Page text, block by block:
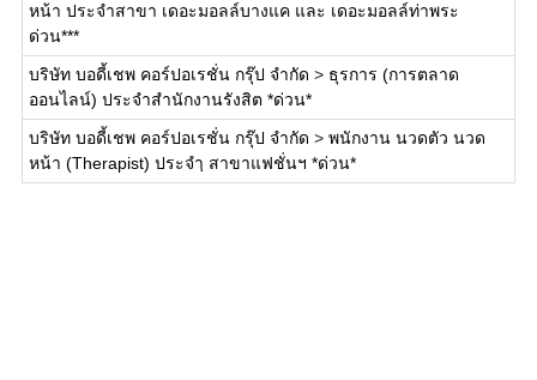
หน้า ประจำสาขา เดอะมอลล์บางแค และ เดอะมอลล์ท่าพระ
ด่วน***
บริษัท บอดี้เชพ คอร์ปอเรชั่น กรุ๊ป จำกัด > ธุรการ (การตลาด
ออนไลน์) ประจำสำนักงานรังสิต *ด่วน*
บริษัท บอดี้เชพ คอร์ปอเรชั่น กรุ๊ป จำกัด > พนักงาน นวดตัว นวด
หน้า (Therapist) ประจำฺ สาขาแฟชั่นฯ *ด่วน*